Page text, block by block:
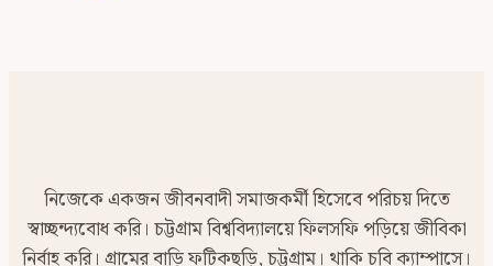
নিজেকে একজন জীবনবাদী সমাজকর্মী হিসেবে পরিচয় দিতে
স্বাচ্ছন্দ্যবোধ করি। চট্টগ্রাম বিশ্ববিদ্যালয়ে ফিলসফি পড়িয়ে জীবিকা
নির্বাহ করি। গ্রামের বাড়ি ফটিকছড়ি, চট্টগ্রাম। থাকি চবি ক্যাম্পাসে।